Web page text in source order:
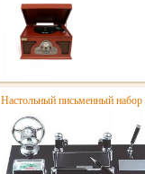
Настольный письменный